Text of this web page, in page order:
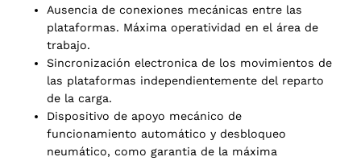
Ausencia de conexiones mecánicas entre las
plataformas. Máxima operatividad en el área de
trabajo.
Sincronización electronica de los movimientos de
las plataformas independientemente del reparto
de la carga.
Dispositivo de apoyo mecánico de
funcionamiento automático y desbloqueo
neumático, como garantia de la máxima